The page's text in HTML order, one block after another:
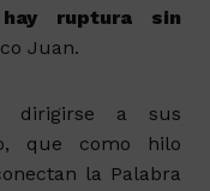
ruptura sin
Juan.
dirigirse a sus
que como hilo
la Palabra